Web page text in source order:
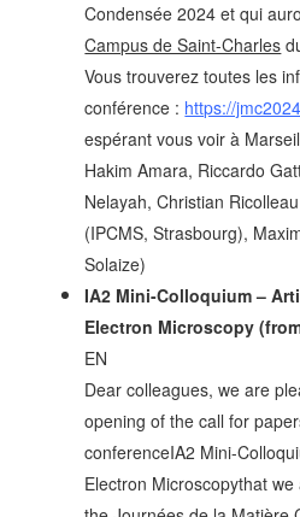
Condensée 2024 et qui
Campus de Saint-Charles
Vous trouverez toutes les
conférence : https://
espérant vous voir à
Hakim Amara, Riccardo
Nelayah, Christian
(IPCMS, Strasbourg),
Solaize)
IA2 Mini-Colloquium –
Electron Microscopy
EN
Dear colleagues, we are
opening of the call for
conferenceIA2 Mini-
Electron Microscopythat we